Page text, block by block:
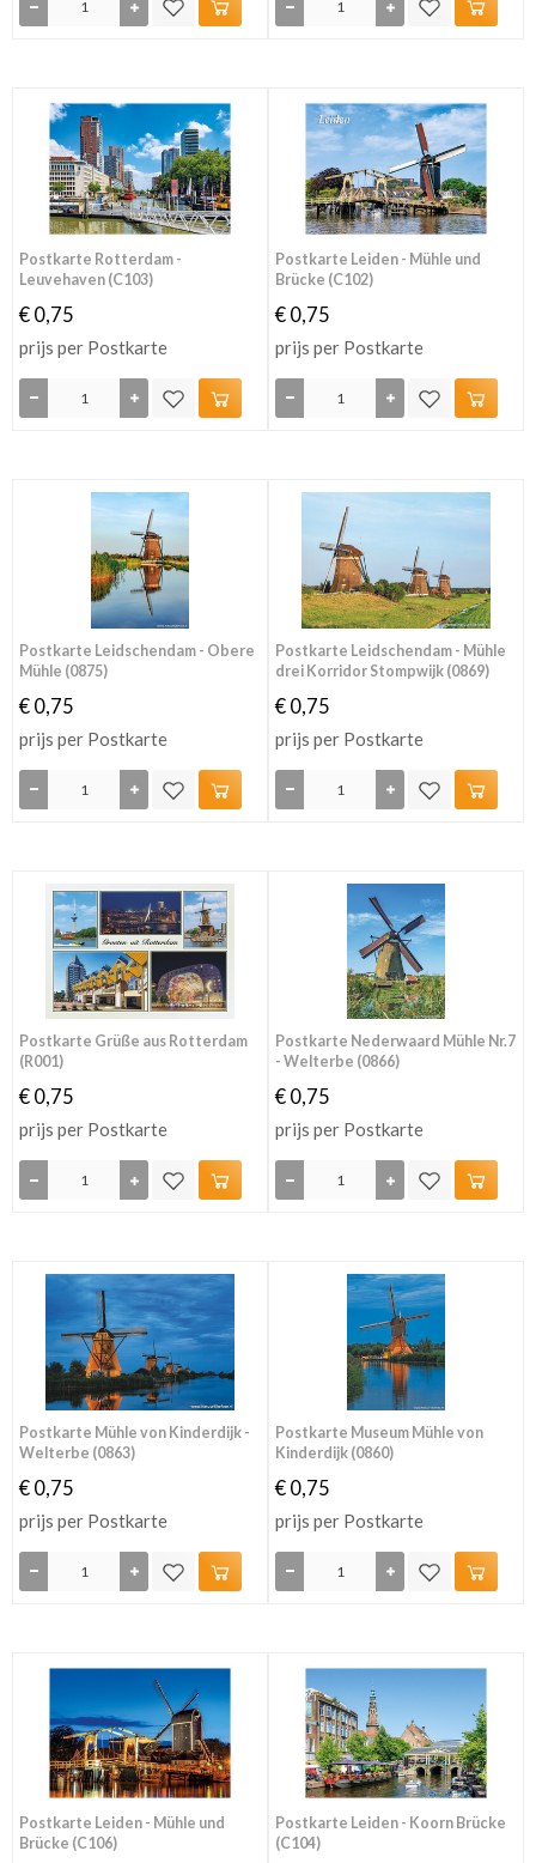
Postkarte Rotterdam -
Leuvehaven (C103)
€ 0,75
prijs per Postkarte
Postkarte Leiden - Mühle und
Brücke (C102)
€ 0,75
prijs per Postkarte
Postkarte Leidschendam - Obere
Mühle (0875)
€ 0,75
prijs per Postkarte
Postkarte Leidschendam - Mühle
drei Korridor Stompwijk (0869)
€ 0,75
prijs per Postkarte
Postkarte Grüße aus Rotterdam
(R001)
€ 0,75
prijs per Postkarte
Postkarte Nederwaard Mühle Nr.7
- Welterbe (0866)
€ 0,75
prijs per Postkarte
Postkarte Mühle von Kinderdijk -
Welterbe (0863)
€ 0,75
prijs per Postkarte
Postkarte Museum Mühle von
Kinderdijk (0860)
€ 0,75
prijs per Postkarte
Postkarte Leiden - Mühle und
Brücke (C106)
Postkarte Leiden - Koorn Brücke
(C104)